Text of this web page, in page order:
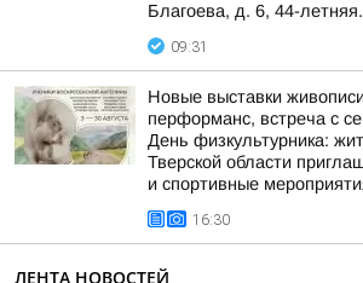
Благоева, д. 6, 44-
09:31
Новые выставки
перформанс, встреча с
День физкультурника:
Тверской области
и спортивные
16:30
ЛЕНТА НОВОСТЕЙ